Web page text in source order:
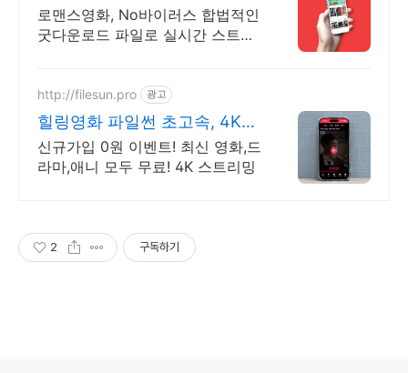
최대3만원+10%추가적립
로맨스영화, No바이러스 합법적인
굿다운로드 파일로 실시간 스트리
http://filesun.pro 광고
힐링영화 파일썬 초고속, 4K
실시간 보기!
신규가입 0원 이벤트! 최신 영화,드
라마,애니 모두 무료! 4K 스트리밍
2 구독하기